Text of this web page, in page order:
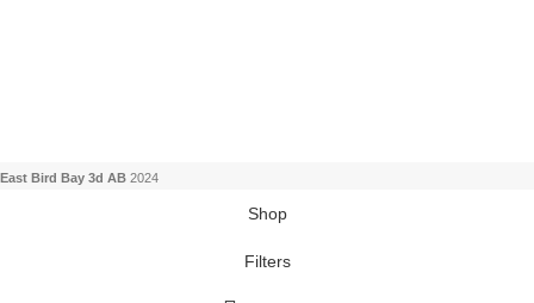
East Bird Bay 3d AB 2024
Shop
Filters